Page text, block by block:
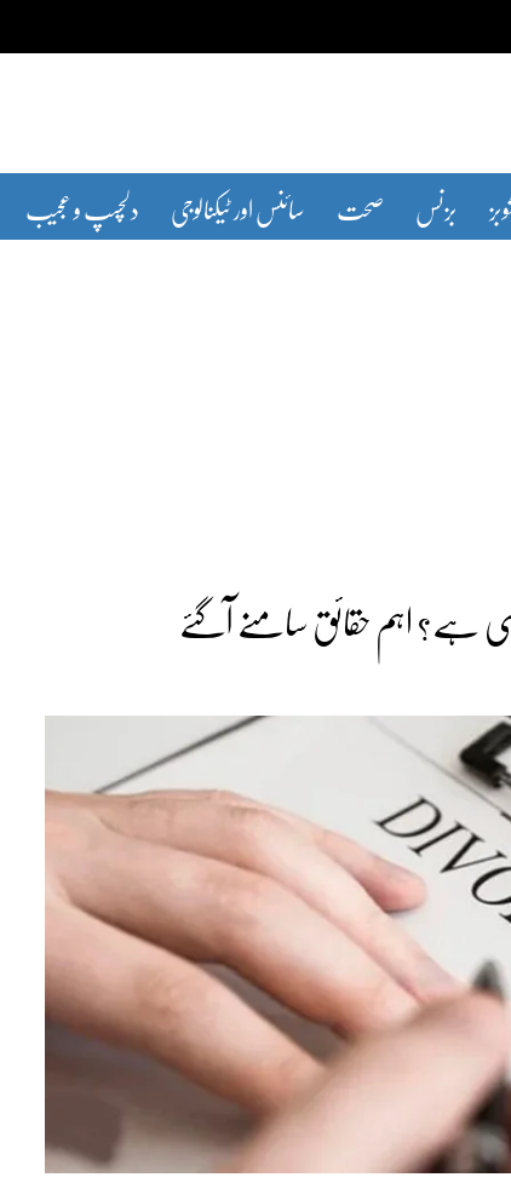
بزنس صحت سائنس اور ٹیکنالوجی دلچسپ و عجیب
ہے؟ اہم حقائق سامنے آگئے